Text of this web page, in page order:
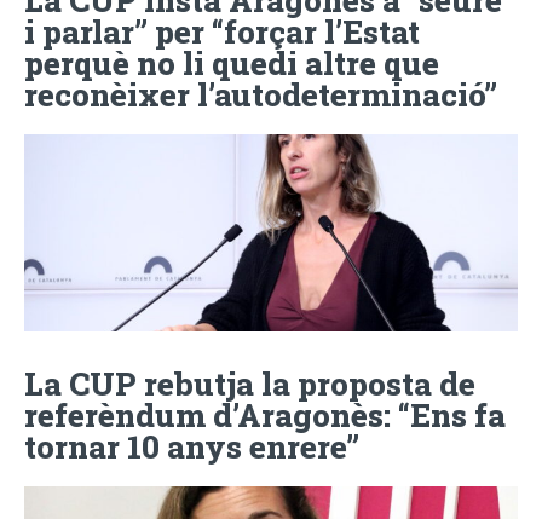
i parlar” per “forçar l’Estat
perquè no li quedi altre que
reconèixer l’autodeterminació”
La CUP rebutja la proposta de
referèndum d’Aragonès: “Ens fa
tornar 10 anys enrere”